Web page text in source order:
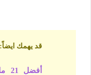
قد يهمك ايضاً: